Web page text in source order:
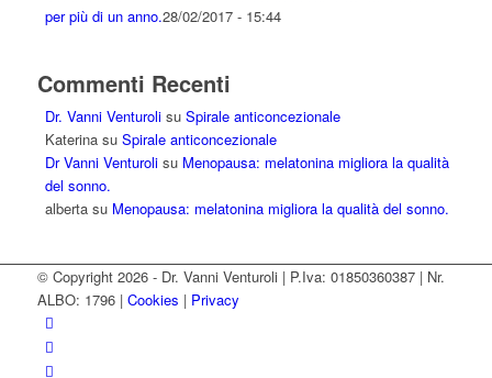
per più di un anno.28/02/2017 - 15:44
Commenti Recenti
Dr. Vanni Venturolisu Spirale anticoncezionale
Katerinasu Spirale anticoncezionale
Dr Vanni Venturolisu Menopausa: melatonina migliora la qualità
del sonno.
albertasu Menopausa: melatonina migliora la qualità del sonno.
© Copyright 2026- Dr. Vanni Venturoli | P.Iva: 01850360387 | Nr.
ALBO: 1796 | Cookies | Privacy